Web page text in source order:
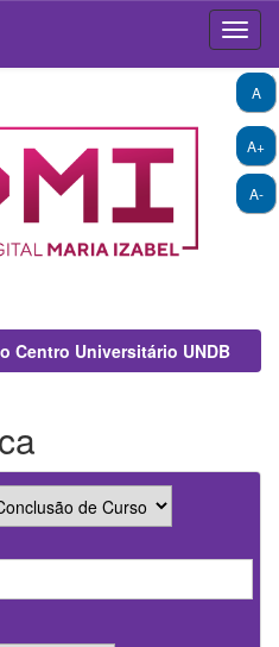
A+
A-
A
Centro Universitário UNDB